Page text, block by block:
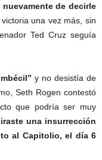
de decirle
una vez más, sin
Ted Cruz seguía
y no desistía de
Seth Rogen contestó
que podría ser muy
una insurrección
al Capitolio, el día 6